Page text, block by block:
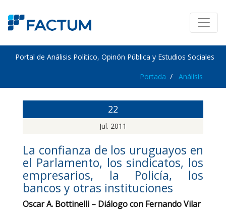
Portal de Análisis Político, Opinón Pública y Estudios Sociales
Portada Análisis
22
Jul. 2011
La confianza de los uruguayos en
el Parlamento, los sindicatos, los
empresarios, la Policía, los
bancos y otras instituciones
Oscar A. Bottinelli – Diálogo con Fernando Vilar